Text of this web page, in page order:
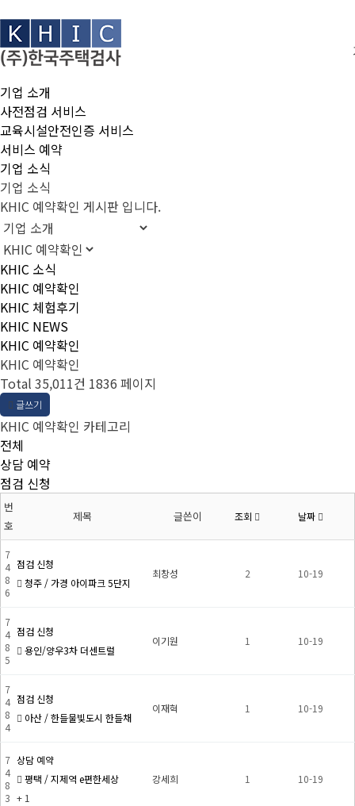
기업 소개
사전점검 서비스
교육시설안전인증 서비스
서비스 예약
기업 소식
기업 소식
KHIC 예약확인 게시판 입니다.
KHIC 소식
KHIC 예약확인
KHIC 체험후기
KHIC NEWS
KHIC 예약확인
KHIC 예약확인
Total 35,011건 1836 페이지
글쓰기
KHIC 예약확인 카테고리
전체
상담 예약
점검 신청
번
호
제목 글쓴이 조회 날짜
7
4
8
6
점검 신청
청주 / 가경 아이파크 5단지
최창성 2 10-19
7
4
8
5
점검 신청
용인/양우3차 더센트럴
이기원 1 10-19
7
4
8
4
점검 신청
아산 / 한들물빛도시 한들채
이재혁 1 10-19
7
4
8
3
상담 예약
평택 / 지제역 e편한세상
+ 1
강세희 1 10-19